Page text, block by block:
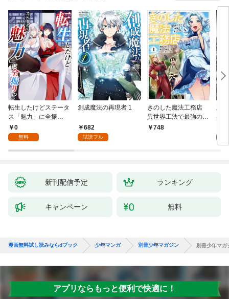
転生したけどステータ
ス「魅力」に全振
り！？(1)
0
無料
創成魔法の再現者 1
682
試読フル
きのした魔法工務店
異世界工法で最強の家
づくりを（コミック）
748
兆
る
新刊配信予定 ランキング
キャンペーン 無料
漫画無料試し読みならdブック 少年マンガ 別冊少年マガジン 別冊少年マ
アプリならもっと便利で快適に！